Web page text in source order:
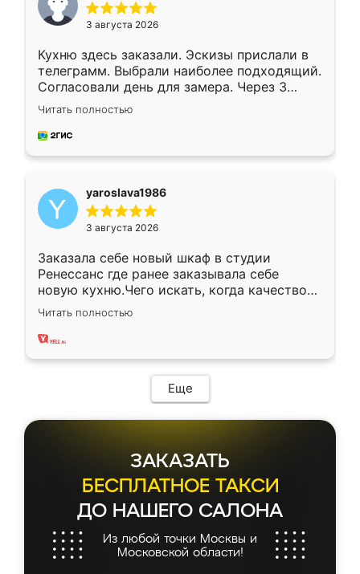
3 августа 2026
Кухню здесь заказали. Эскизы прислали в
телеграмм. Выбрали наиболее подходящий.
Согласовали день для замера. Через 3
недели кухня была уже готова. Остались
довольны работой. Спасибо Ренессанс
мебель за качественную работу!
Читать полностью
yaroslava1986
3 августа 2026
Заказала себе новый шкаф в студии
Ренессанс где ранее заказывала себе
новую кухню.Чего искать, когда качеством
вполне довольна. Служит кухня уже почти
два года, нареканий нет.
Читать полностью
Еще
ЗАКАЗАТЬ
БЕСПЛАТНОЕ ТАКСИ
ДО НАШЕГО САЛОНА
Из любой точки Москвы и
Московской области!